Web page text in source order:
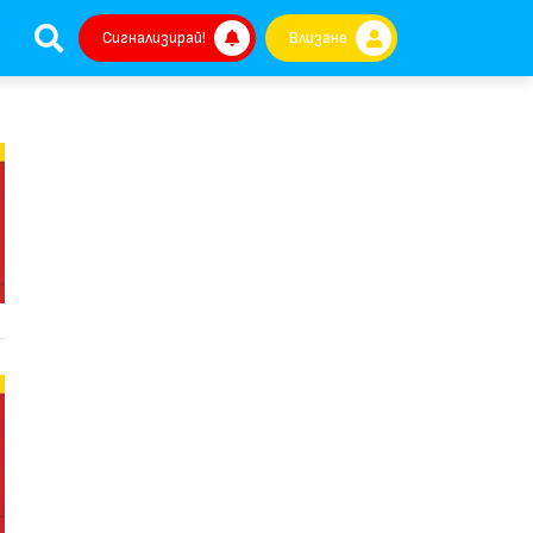
Сигнализирай! Влизане